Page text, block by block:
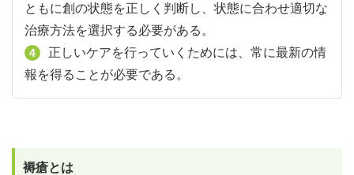
ともに創の状態を正しく判断し、状態に合わせ適切な
治療方法を選択する必要がある。
4
正しいケアを行っていくためには、常に最新の情
報を得ることが必要である。
褥瘡とは